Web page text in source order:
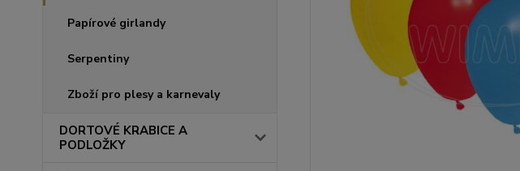
Papírové girlandy
Serpentiny
Zboží pro plesy a karnevaly
DORTOVÉ KRABICE A
PODLOŽKY